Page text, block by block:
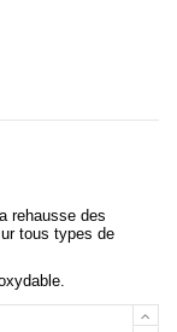
rehausse des
tous types de